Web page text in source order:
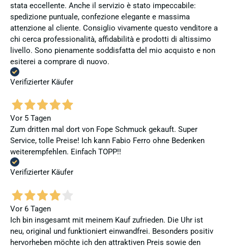
stata eccellente. Anche il servizio è stato impeccabile:
spedizione puntuale, confezione elegante e massima
attenzione al cliente. Consiglio vivamente questo venditore a
chi cerca professionalità, affidabilità e prodotti di altissimo
livello. Sono pienamente soddisfatta del mio acquisto e non
esiterei a comprare di nuovo.
Verifizierter Käufer
Vor 5 Tagen
Zum dritten mal dort von Fope Schmuck gekauft. Super
Service, tolle Preise! Ich kann Fabio Ferro ohne Bedenken
weiterempfehlen. Einfach TOPP!!
Verifizierter Käufer
Vor 6 Tagen
Ich bin insgesamt mit meinem Kauf zufrieden. Die Uhr ist
neu, original und funktioniert einwandfrei. Besonders positiv
hervorheben möchte ich den attraktiven Preis sowie den